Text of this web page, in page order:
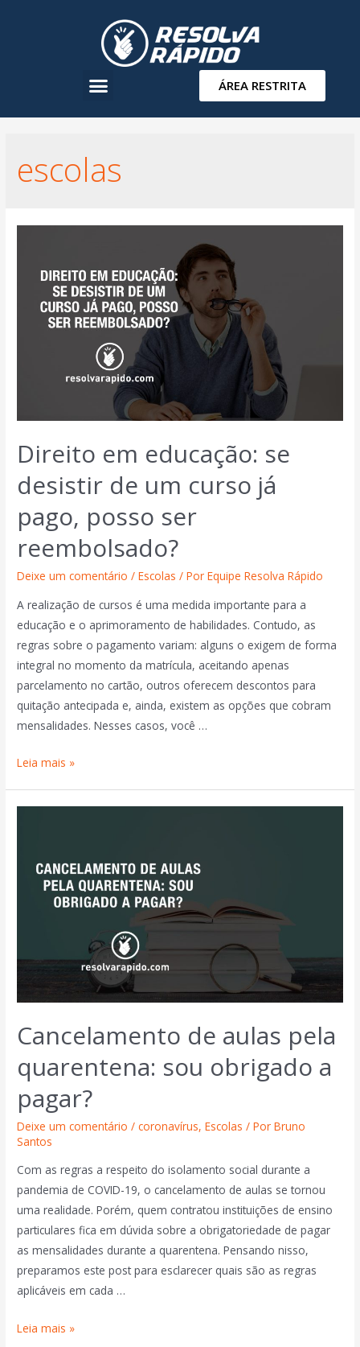
ÁREA RESTRITA
escolas
Direito em educação: se
desistir de um curso já
pago, posso ser
reembolsado?
Deixe um comentário /Escolas / PorEquipe Resolva Rápido
A realização de cursos é uma medida importante para a
educação e o aprimoramento de habilidades. Contudo, as
regras sobre o pagamento variam: alguns o exigem de forma
integral no momento da matrícula, aceitando apenas
parcelamento no cartão, outros oferecem descontos para
quitação antecipada e, ainda, existem as opções que cobram
mensalidades. Nesses casos, você …
Leia mais »
Cancelamento de aulas pela
quarentena: sou obrigado a
pagar?
Deixe um comentário /coronavírus,Escolas / PorBruno
Santos
Com as regras a respeito do isolamento social durante a
pandemia de COVID-19, o cancelamento de aulas se tornou
uma realidade. Porém, quem contratou instituições de ensino
particulares fica em dúvida sobre a obrigatoriedade de pagar
as mensalidades durante a quarentena. Pensando nisso,
preparamos este post para esclarecer quais são as regras
aplicáveis em cada …
Leia mais »